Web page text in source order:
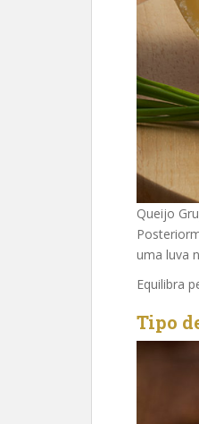
Queijo
uma luva
Equilibra
Tipo